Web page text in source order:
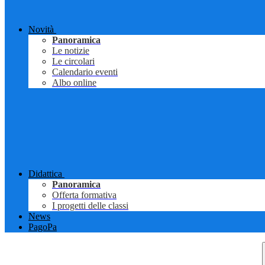
Novità
Panoramica
Le notizie
Le circolari
Calendario eventi
Albo online
Didattica
Panoramica
Offerta formativa
I progetti delle classi
News
PagoPa